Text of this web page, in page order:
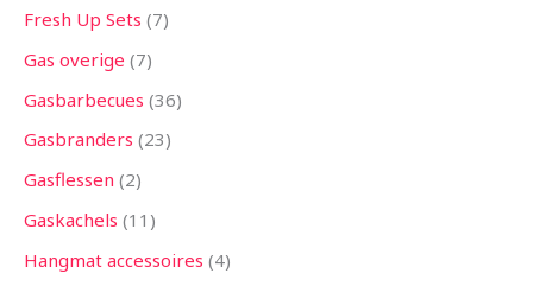
Fresh Up Sets 7
Gas overige 7
Gasbarbecues 36
Gasbranders 23
Gasflessen 2
Gaskachels 11
Hangmat accessoires 4